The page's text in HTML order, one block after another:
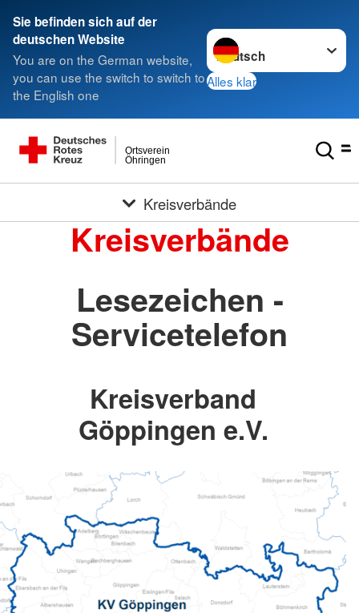
Sie befinden sich auf der
deutschen Website
You are on the German website,
you can use the switch to switch to
the English one
Sprache wechseln zu
Alles klar
Öhringen
Ortsverein
Kreisverbände
Kreisverbände
Lesezeichen -
Servicetelefon
Kreisverband
Göppingen e.V.